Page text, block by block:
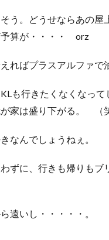
う。どうせならあの屋
予算が・・・・ orz
ればプラスアルファで
も行きたくなくなっ
家は盛り下がる。 （
なんでしょうねぇ。
ずに、行きも帰りもブ
遠いし・・・・・。